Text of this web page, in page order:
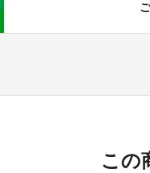
この